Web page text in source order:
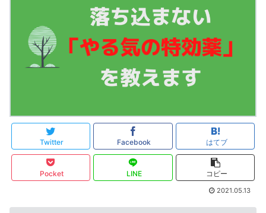
Twitter Facebook はてブ
Pocket LINE コピー
2021.05.13